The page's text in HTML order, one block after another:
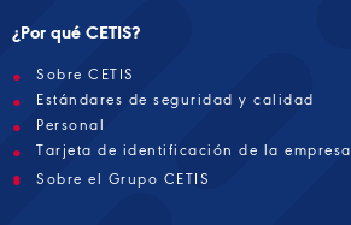
¿Por qué CETIS?
Sobre CETIS
Estándares de seguridad y calidad
Personal
Tarjeta de identificación de la empresa
Sobre el Grupo CETIS